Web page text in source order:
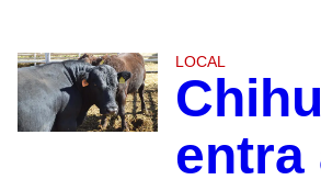
LOCAL
entra